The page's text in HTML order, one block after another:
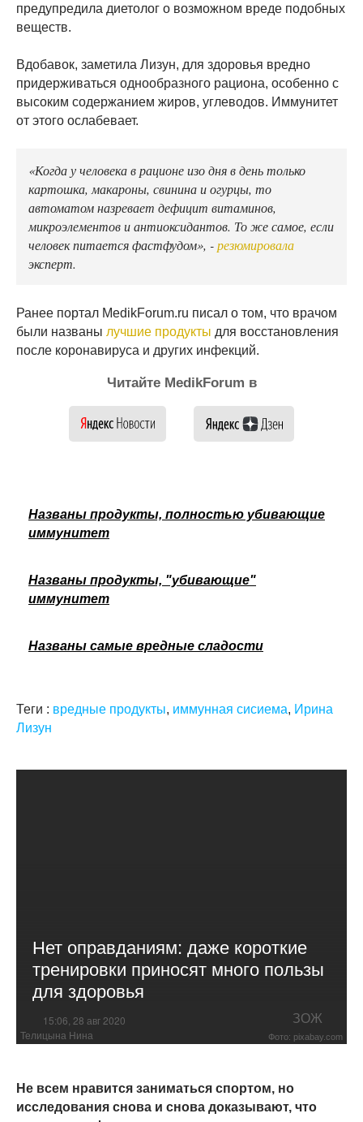
предупредила диетолог о возможном вреде подобных
веществ.
Вдобавок, заметила Лизун, для здоровья вредно
придерживаться однообразного рациона, особенно с
высоким содержанием жиров, углеводов. Иммунитет
от этого ослабевает.
«Когда у человека в рационе изо дня в день только
картошка, макароны, свинина и огурцы, то
автоматом назревает дефицит витаминов,
микроэлементов и антиоксидантов. То же самое, если
человек питается фастфудом», -резюмировала
эксперт.
Ранее портал MedikForum.ru писал о том, что врачом
были названы лучшие продукты для восстановления
после коронавируса и других инфекций.
Читайте MedikForum в
Названы продукты, полностью убивающие
иммунитет
Названы продукты, "убивающие"
иммунитет
Названы самые вредные сладости
Теги : вредные продукты, иммунная сисиема, Ирина
Лизун
Нет оправданиям: даже короткие
тренировки приносят много пользы
для здоровья
15:06, 28 авг 2020 ЗОЖ
Телицына Нина Фото: pixabay.com
Не всем нравится заниматься спортом, но
исследования снова и снова доказывают, что